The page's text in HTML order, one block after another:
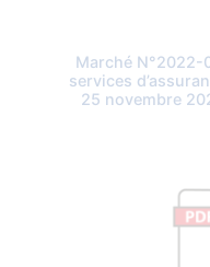
Marché N°2022-
services
25 novembre